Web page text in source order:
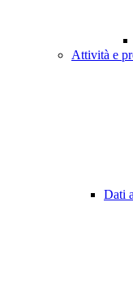
Attività e
Dati